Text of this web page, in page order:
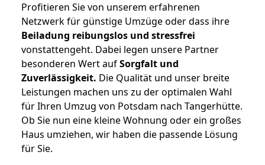
Profitieren Sie von unserem erfahrenen
Netzwerk für günstige Umzüge oder dass ihre
Beiladung reibungslos und stressfrei
vonstattengeht. Dabei legen unsere Partner
besonderen Wert aufSorgfalt und
Zuverlässigkeit. Die Qualität und unser breite
Leistungen machen uns zu der optimalen Wahl
für Ihren Umzug von Potsdam nach Tangerhütte.
Ob Sie nun eine kleine Wohnung oder ein großes
Haus umziehen, wir haben die passende Lösung
für Sie.